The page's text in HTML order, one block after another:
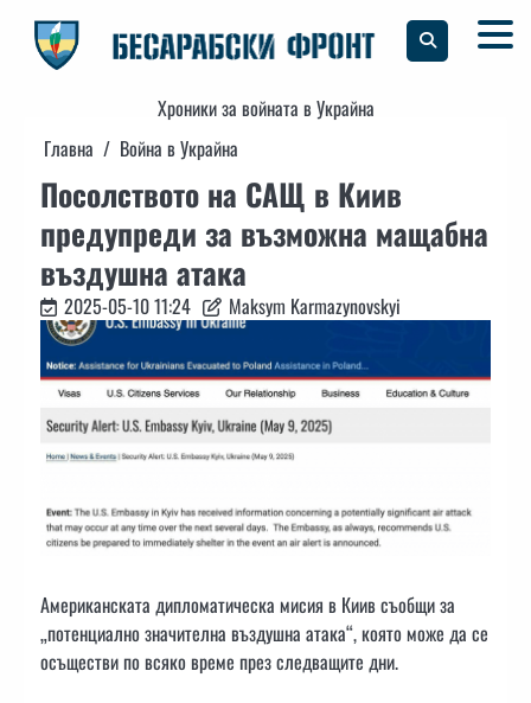
content
Хроники за войната в Украйна
Главна
Война в Украйна
Посолството на САЩ в Киив
предупреди за възможна мащабна
въздушна атака
2025-05-10 11:24 Maksym Karmazynovskyi
Американската дипломатическа мисия в Киив съобщи за
„потенциално значителна въздушна атака“, която може да се
осъществи по всяко време през следващите дни.